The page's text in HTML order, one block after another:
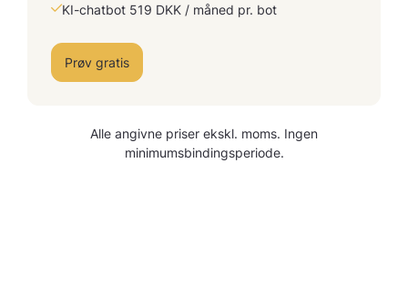
KI-chatbot 519 DKK / måned pr. bot
Prøv gratis
Alle angivne priser ekskl. moms. Ingen
minimumsbindingsperiode.